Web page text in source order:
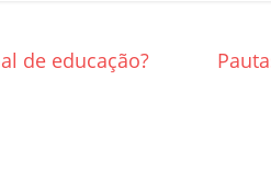
de educação?